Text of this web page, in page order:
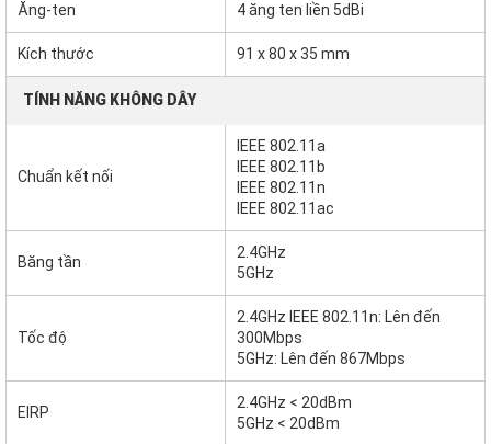
Ăng-ten 4 ăng ten liền 5dBi
Kích thước 91 x 80 x 35 mm
TÍNH NĂNG KHÔNG DÂY
Chuẩn kết nối
IEEE 802.11a
IEEE 802.11b
IEEE 802.11n
IEEE 802.11ac
Băng tần
2.4GHz
5GHz
Tốc độ
2.4GHz IEEE 802.11n: Lên đến
300Mbps
5GHz: Lên đến 867Mbps
EIRP
2.4GHz < 20dBm
5GHz < 20dBm